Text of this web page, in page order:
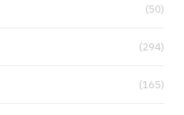
(50)
(294)
(165)